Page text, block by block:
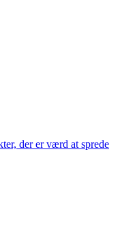
der er værd at sprede